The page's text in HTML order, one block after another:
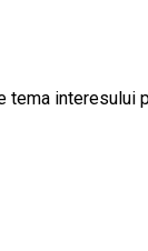
tema interesului